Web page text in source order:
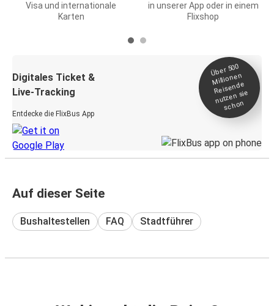
Visa und internationale
Karten
in unserer App oder in einem
Flixshop
Digitales Ticket &
Live-Tracking
Entdecke die FlixBus App
Über 500
Millionen
Reisende
nutzen sie
schon
Auf dieser Seite
Bushaltestellen FAQ Stadtführer